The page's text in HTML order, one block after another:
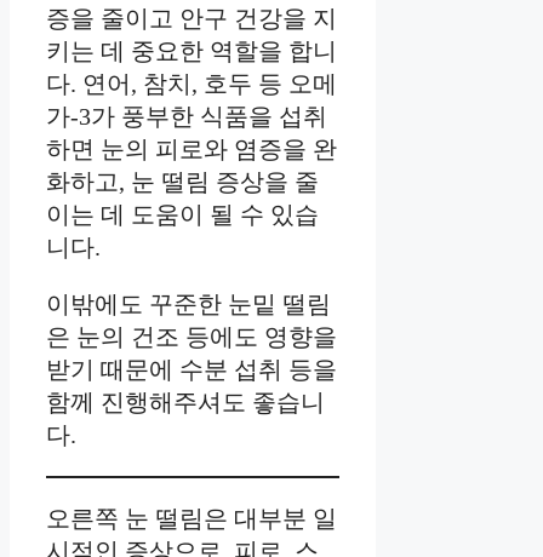
증을 줄이고 안구 건강을 지
키는 데 중요한 역할을 합니
다. 연어, 참치, 호두 등 오메
가-3가 풍부한 식품을 섭취
하면 눈의 피로와 염증을 완
화하고, 눈 떨림 증상을 줄
이는 데 도움이 될 수 있습
니다.
이밖에도 꾸준한 눈밑 떨림
은 눈의 건조 등에도 영향을
받기 때문에 수분 섭취 등을
함께 진행해주셔도 좋습니
다.
오른쪽 눈 떨림은 대부분 일
시적인 증상으로, 피로, 스